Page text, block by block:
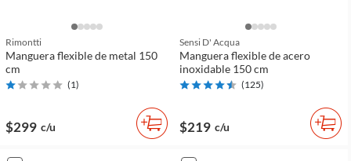
Rimontti
Manguera flexible de metal 150
cm
(1)
$299 c/u
Sensi D' Acqua
Manguera flexible de acero
inoxidable 150 cm
(125)
$219 c/u